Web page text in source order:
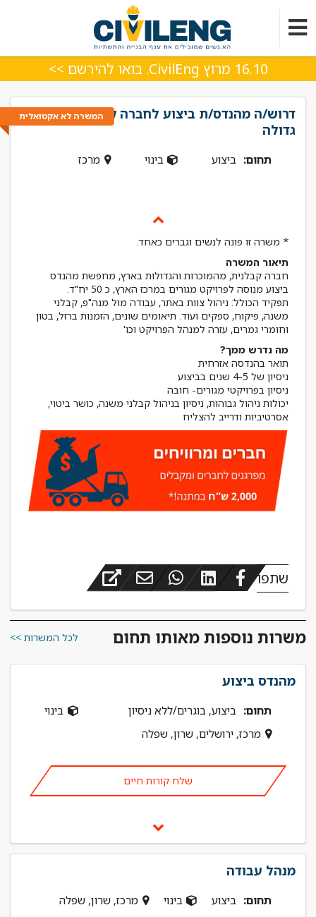
16.10 מרוץ CivilEng. בואו להירשם >>
המשרה לא אקטואליתדרוש/ה מהנדס/ת ביצוע לחברה קבלנית
גדולה
תחום: ביצוע בינוי מרכז
* משרה זו פונה לנשים וגברים כאחד.
תיאור המשרה
חברה קבלנית, מהמוכרות והגדולות בארץ, מחפשת מהנדס
תפקיד הכולל: ניהול צוות באתר, עבודה מול מנה"פ, קבלני
משנה, פיקוח, ספקים ועוד. תיאומים שונים, הזמנות ברזל, בטון
וחומרי גמרים, עזרה למנהל הפרויקט וכו'
מה נדרש ממך?
יכולות ניהול גבוהות, ניסיון בניהול קבלני משנה, כושר ביטוי,
אסרטיביות ודרייב להצליח
שתפו
משרות נוספות מאותו תחום לכל המשרות >>
מהנדס ביצוע
תחום: ביצוע, בוגרים/ללא ניסיון
בינוי
מרכז, ירושלים, שרון, שפלה
שלח קורות חיים
מנהל עבודה
תחום: ביצוע בינוי מרכז, שרון, שפלה